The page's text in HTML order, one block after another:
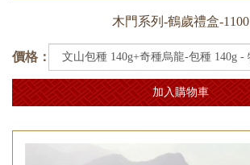
木門系列-鶴歲禮盒-1100
價格：
加入購物車